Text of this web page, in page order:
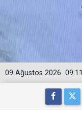
09:11
09 Ağustos 2026